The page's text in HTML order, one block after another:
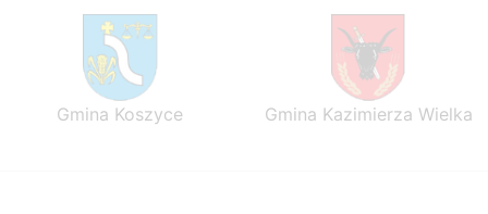
Gmina Koszyce Gmina Kazimierza Wielka